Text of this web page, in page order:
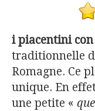
i piacentini
traditionnelle
Romagne. Ce
unique. En
une petite «